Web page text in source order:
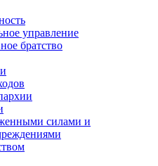
управление
братство
силами и